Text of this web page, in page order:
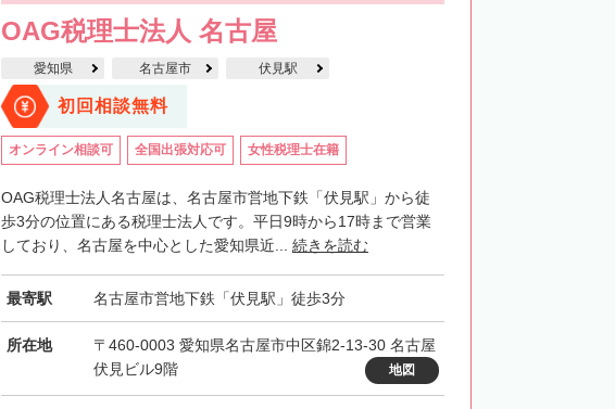
OAG税理士法人 名古屋
愛知県 名古屋市 伏見駅
初回相談無料
オンライン相談可 全国出張対応可 女性税理士在籍
OAG税理士法人名古屋は、名古屋市営地下鉄「伏見駅」から徒
歩3分の位置にある税理士法人です。平日9時から17時まで営業
しており、名古屋を中心とした愛知県近... 続きを読む
最寄駅 名古屋市営地下鉄「伏見駅」徒歩3分
所在地
〒460-0003 愛知県名古屋市中区錦2-13-30 名古屋
伏見ビル9階
地図